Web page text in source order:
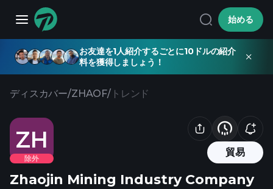
始める
お友達を1人紹介するごとに10ドルの紹介
料を獲得しましょう！
ディスカバー/ZHAOF/トレンド
ZH
除外
貿易
Zhaojin Mining Industry Company